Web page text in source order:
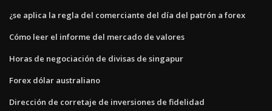
¿se aplica la regla del comerciante del día del patrón a forex
Cómo leer el informe del mercado de valores
Horas de negociación de divisas de singapur
Forex dólar australiano
Dirección de corretaje de inversiones de fidelidad